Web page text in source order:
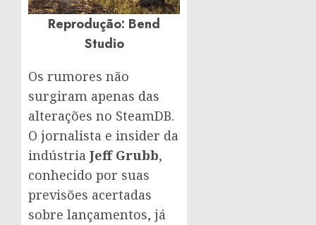
Reprodução: Bend
Studio
Os rumores não
surgiram apenas das
alterações no SteamDB.
O jornalista e insider da
indústria Jeff Grubb,
conhecido por suas
previsões acertadas
sobre lançamentos, já